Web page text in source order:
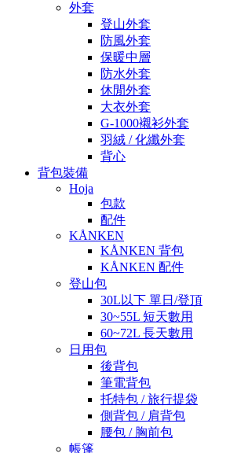
外套
登山外套
防風外套
保暖中層
防水外套
休閒外套
大衣外套
G-1000襯衫外套
羽絨 / 化纖外套
背心
背包裝備
Hoja
包款
配件
KÅNKEN
KÅNKEN 背包
KÅNKEN 配件
登山包
30L以下 單日/登頂
30~55L 短天數用
60~72L 長天數用
日用包
後背包
筆電背包
托特包 / 旅行提袋
側背包 / 肩背包
腰包 / 胸前包
帳篷